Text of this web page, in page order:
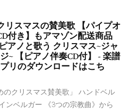
リスマスの賛美歌 【パイプオ
付き】もアマゾン配送商品
アノと歌う クリスマス~ジャ
~ 【ピアノ伴奏CD付】 - 楽譜
リのダウンロードはこち
のクリスマス賛美歌」 ハンドベル
ンベルガー 《3つの宗教曲》から